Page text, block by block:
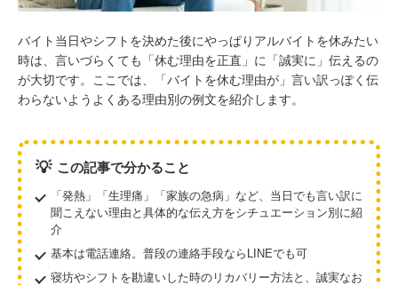
バイト当日やシフトを決めた後にやっぱりアルバイトを休みたい
時は、言いづらくても「休む理由を正直」に「誠実に」伝えるの
が大切です。ここでは、「バイトを休む理由が」言い訳っぽく伝
わらないようよくある理由別の例文を紹介します。
💡 この記事で分かること
「発熱」「生理痛」「家族の急病」など、当日でも言い訳に
聞こえない理由と具体的な伝え方をシチュエーション別に紹
介
基本は電話連絡。普段の連絡手段ならLINEでも可
寝坊やシフトを勘違いした時のリカバリー方法と、誠実なお